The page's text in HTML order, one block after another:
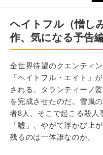
ヘイトフル（憎し
作、気になる予告
全世界待望のクエンティ
『ヘイトフル・エイト』
される。タランティーノ
を完成させたのだ。雪嵐
者8人、そこで起こる殺人
「嘘」、やがて浮かび上
残るのは一体誰なのか。